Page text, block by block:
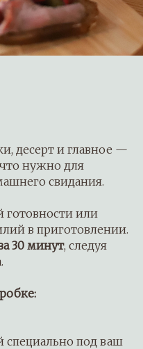
десерт и главное —
нужно для
свидания.
готовности или
в приготовлении.
30 минут, следуя
специально под ваш